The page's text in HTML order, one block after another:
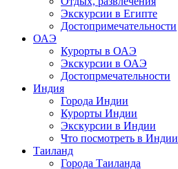
Экскурсии в Египте
Достопримечательности
ОАЭ
Курорты в ОАЭ
Экскурсии в ОАЭ
Достопрмечательности
Индия
Города Индии
Курорты Индии
Экскурсии в Индии
Что посмотреть в Индии
Таиланд
Города Таиланда